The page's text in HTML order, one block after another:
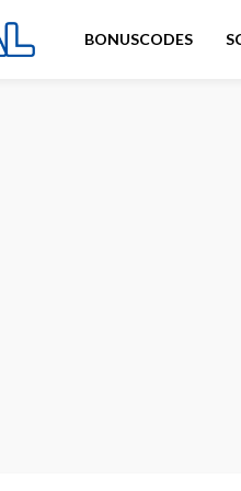
BONUSCODES